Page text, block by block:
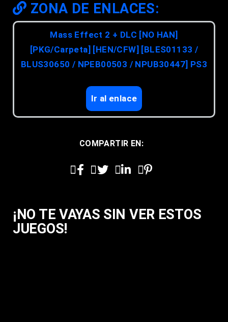
ZONA DE ENLACES:
Mass Effect 2 + DLC [NO HAN]
[PKG/Carpeta] [HEN/CFW] [BLES01133 /
BLUS30650 / NPEB00503 / NPUB30447] PS3
Ir al enlace
COMPARTIR EN:
¡NO TE VAYAS SIN VER ESTOS
JUEGOS!